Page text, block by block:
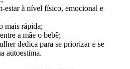
estar à nível físico, emocional e
mais rápida;
a mãe o bebê;
dedica para se priorizar e se
autoestima.